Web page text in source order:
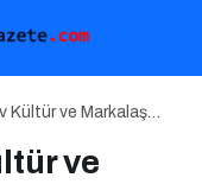
Kültür ve Markalaşma
ve
Konferansı